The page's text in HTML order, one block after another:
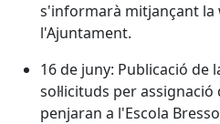
s'informarà mitjançant la
l'Ajuntament.
16 de juny: Publicació de
sol·licituds per assignació
penjaran a l'Escola